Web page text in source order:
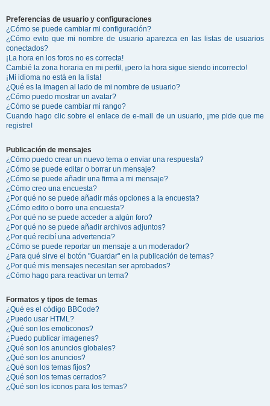
Preferencias de usuario y configuraciones
¿Cómo se puede cambiar mi configuración?
¿Cómo evito que mi nombre de usuario aparezca en las listas de usuarios
conectados?
¡La hora en los foros no es correcta!
Cambié la zona horaria en mi perfil, ¡pero la hora sigue siendo incorrecto!
¡Mi idioma no está en la lista!
¿Qué es la imagen al lado de mi nombre de usuario?
¿Cómo puedo mostrar un avatar?
¿Cómo se puede cambiar mi rango?
Cuando hago clic sobre el enlace de e-mail de un usuario, ¡me pide que me
registre!
Publicación de mensajes
¿Cómo puedo crear un nuevo tema o enviar una respuesta?
¿Cómo se puede editar o borrar un mensaje?
¿Cómo se puede añadir una firma a mi mensaje?
¿Cómo creo una encuesta?
¿Por qué no se puede añadir más opciones a la encuesta?
¿Cómo edito o borro una encuesta?
¿Por qué no se puede acceder a algún foro?
¿Por qué no se puede añadir archivos adjuntos?
¿Por qué recibí una advertencia?
¿Cómo se puede reportar un mensaje a un moderador?
¿Para qué sirve el botón "Guardar" en la publicación de temas?
¿Por qué mis mensajes necesitan ser aprobados?
¿Cómo hago para reactivar un tema?
Formatos y tipos de temas
¿Qué es el código BBCode?
¿Puedo usar HTML?
¿Qué son los emoticonos?
¿Puedo publicar imagenes?
¿Qué son los anuncios globales?
¿Qué son los anuncios?
¿Qué son los temas fijos?
¿Qué son los temas cerrados?
¿Qué son los iconos para los temas?